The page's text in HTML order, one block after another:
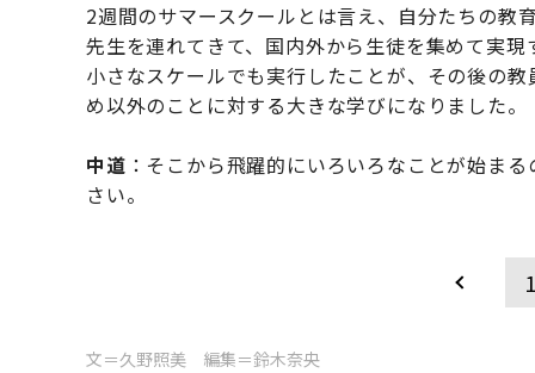
2週間のサマースクールとは言え、自分たちの教
先生を連れてきて、国内外から生徒を集めて実
小さなスケールでも実行したことが、その後の
め以外のことに対する大きな学びになりました。
中道 ：そこから飛躍的にいろいろなことが始ま
さい。
1
文＝久野照美 編集＝鈴木奈央